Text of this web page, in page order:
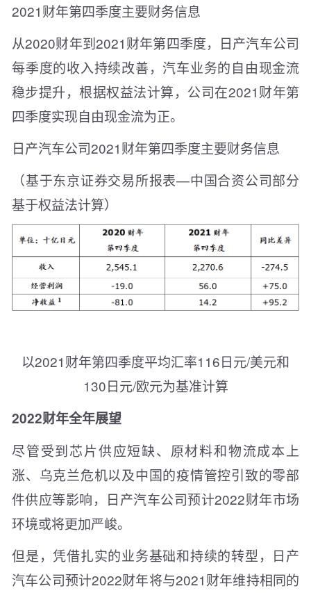
2021财年第四季度主要财务信息
从2020财年到2021财年第四季度，日产汽车公司
每季度的收入持续改善，汽车业务的自由现金流
稳步提升，根据权益法计算，公司在2021财年第
四季度实现自由现金流为正。
日产汽车公司2021财年第四季度主要财务信息
（基于东京证券交易所报表—中国合资公司部分
基于权益法计算）
以2021财年第四季度平均汇率116日元/美元和
130日元/欧元为基准计算
2022财年全年展望
尽管受到芯片供应短缺、原材料和物流成本上
涨、乌克兰危机以及中国的疫情管控引致的零部
件供应等影响，日产汽车公司预计2022财年市场
环境或将更加严峻。
但是，凭借扎实的业务基础和持续的转型，日产
汽车公司预计2022财年将与2021财年维持相同的